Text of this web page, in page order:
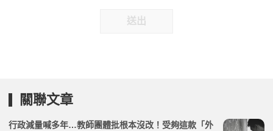
送出
關聯文章
行政減量喊多年…教師團體批根本沒改！受夠這款「外